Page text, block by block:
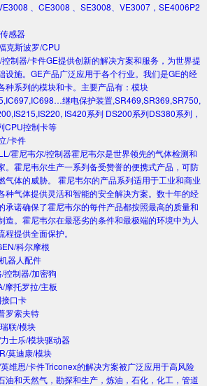
、CE3008 、SE3008、VE3007，SE4006P2
感器
克斯波罗/CPU
制器/卡件GE提供创新的解决方案和服务，为世界提
设施。GE产品广泛应用于各个行业。我们是GE的经
种系列的模块和卡。主要产品有：模块
继电保护装置,SR469,SR369,SR750,
IS420系列 DS200系列DS380系列，
CPU控制卡等
/卡件
霍尼韦尔/控制器霍尼韦尔是世界领先的气体检测和
。霍尼韦尔生产一系列备受赞誉的便携式产品，可防
气体的威胁。 霍尼韦尔的产品系列适用于工业和商业
种气体提供灵活和智能的安全解决方案。数十年的经
承诺确保了霍尼韦尔的每件产品都按照最高的质量和
造。霍尼韦尔在最恶劣的条件和最极端的环境中为人
程提供全面保护。
科尔摩根
器人配件
控制器/加密狗
摩托罗拉/主板
口卡
罗索夫特
联/模块
士乐/模块驱动器
莫迪康/模块
维思/卡件Triconex的解决方案被广泛应用于高风险
油和天然气，勘探和生产，炼油，石化，化工，管道